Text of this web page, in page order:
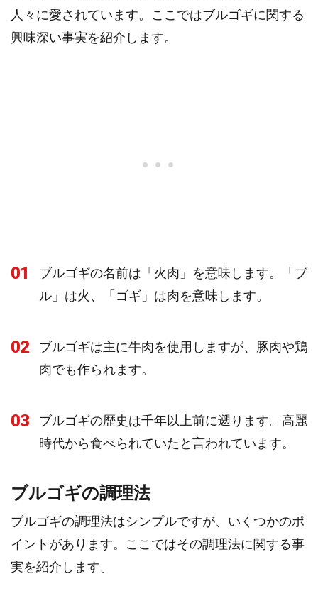
人々に愛されています。ここではブルゴギに関する
興味深い事実を紹介します。
01
ブルゴギの名前は「火肉」を意味します。「ブ
ル」は火、「ゴギ」は肉を意味します。
02
ブルゴギは主に牛肉を使用しますが、豚肉や鶏
肉でも作られます。
03
ブルゴギの歴史は千年以上前に遡ります。高麗
時代から食べられていたと言われています。
ブルゴギの調理法
ブルゴギの調理法はシンプルですが、いくつかのポ
イントがあります。ここではその調理法に関する事
実を紹介します。